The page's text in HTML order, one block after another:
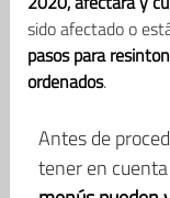
sido afectado o
pasos para
ordenados.
Antes de
tener en